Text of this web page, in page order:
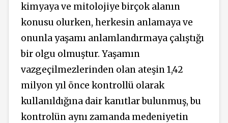
kimyaya ve mitolojiye birçok alanın
konusu olurken, herkesin anlamaya ve
onunla yaşamı anlamlandırmaya çalıştığı
bir olgu olmuştur. Yaşamın
vazgeçilmezlerinden olan ateşin 1,42
milyon yıl önce kontrollü olarak
kullanıldığına dair kanıtlar bulunmuş, bu
kontrolün aynı zamanda medeniyetin